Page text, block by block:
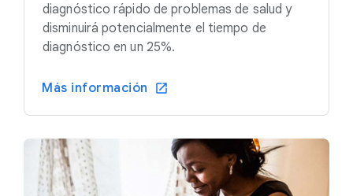
diagnóstico rápido de problemas de salud y
disminuirá potencialmente el tiempo de
diagnóstico en un 25%.
Más información